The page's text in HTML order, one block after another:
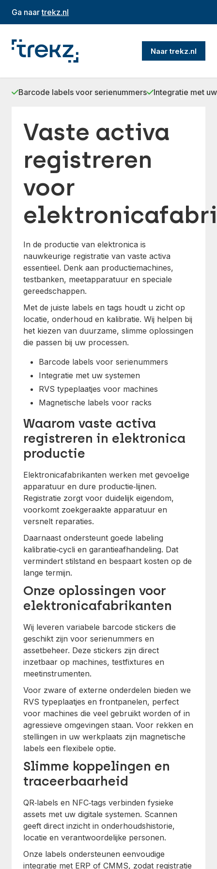
Ga naartrekz.nl
Naar trekz.nl
Barcode labels voor serienummers Integratie met
Vaste activa
registreren
voor
In de productie van elektronica is
nauwkeurige registratie van vaste activa
essentieel. Denk aan productiemachines,
testbanken, meetapparatuur en speciale
gereedschappen.
Met de juiste labels en tags houdt u zicht op
locatie, onderhoud en kalibratie. Wij helpen bij
het kiezen van duurzame, slimme oplossingen
die passen bij uw processen.
Barcode labels voor serienummers
Integratie met uw systemen
RVS typeplaatjes voor machines
Magnetische labels voor racks
Waarom vaste activa
registreren in elektronica
productie
Elektronicafabrikanten werken met gevoelige
apparatuur en dure productie‑lijnen.
Registratie zorgt voor duidelijk eigendom,
voorkomt zoekgeraakte apparatuur en
versnelt reparaties.
Daarnaast ondersteunt goede labeling
kalibratie‑cycli en garantieafhandeling. Dat
vermindert stilstand en bespaart kosten op de
lange termijn.
Onze oplossingen voor
elektronicafabrikanten
Wij leveren variabele barcode stickers die
geschikt zijn voor serienummers en
assetbeheer. Deze stickers zijn direct
inzetbaar op machines, testfixtures en
meetinstrumenten.
Voor zware of externe onderdelen bieden we
RVS typeplaatjes en frontpanelen, perfect
voor machines die veel gebruikt worden of in
agressieve omgevingen staan. Voor rekken en
stellingen in uw werkplaats zijn magnetische
labels een flexibele optie.
Slimme koppelingen en
traceerbaarheid
QR‑labels en NFC‑tags verbinden fysieke
assets met uw digitale systemen. Scannen
geeft direct inzicht in onderhoudshistorie,
locatie en verantwoordelijke personen.
Onze labels ondersteunen eenvoudige
integratie met ERP of CMMS, zodat registratie